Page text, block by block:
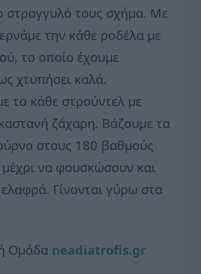
στρογγυλό τους σχήμα. Με
την κάθε ροδέλα με
το οποίο έχουμε
χτυπήσει καλά.
το κάθε στρούντελ με
ζάχαρη. Βάζουμε τα
στους 180 βαθμούς
να φουσκώσουν και
Γίνονται γύρω στα
Ομάδα neadiatrofis.gr